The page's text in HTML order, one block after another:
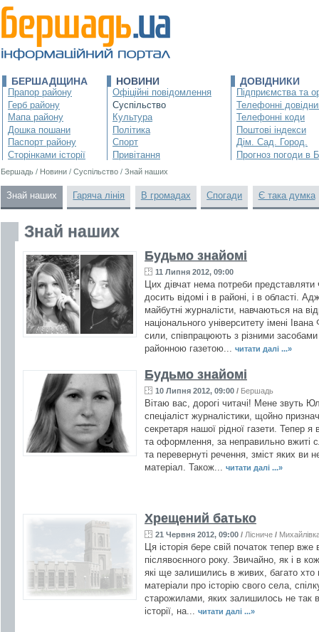
БЕРШАДЩИНА
Прапор району
Герб району
Мапа району
Дошка пошани
Паспорт району
Сторінками історії
НОВИНИ
Офіційні повідомлення
Суспільство
Культура
Політика
Спорт
Привітання
ДОВІДНИКИ
Підприємства та
Телефонні
Телефонні коди
Поштові індекси
Дім. Сад. Город.
Прогноз погоди в
Бершадь / Новини / Суспільство / Знай наших
Знай наших Гаряча лінія В громадах Спогади Є така думка
Знай наших
Будьмо знайомі
11 Липня 2012, 09:00
Цих дівчат нема потреби
досить відомі і в районі, і в області.
майбутні журналісти, навчаються на
національного університету імені
сили, співпрацюють з різними
районною газетою...
читати далі ...»
Будьмо знайомі
10 Липня 2012, 09:00 / Бершадь
Вітаю вас, дорогі читачі! Мене звуть
спеціаліст журналістики, щойно
секретаря нашої рідної газети. Тепер я
та оформлення, за неправильно вжиті
та перевернуті речення, зміст яких ви
матеріал. Також...
читати далі ...»
Хрещений батько
21 Червня 2012, 09:00 / Лісниче /
Ця історія бере свій початок тепер
післявоєнного року. Звичайно, як і в
які ще залишились в живих, багато хто
матеріали про історію свого села,
старожилами, яких залишилось не так
історії, на...
читати далі ...»